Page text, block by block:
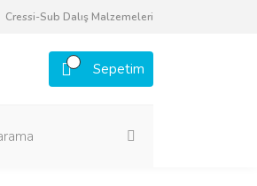
Cressi-Sub Dalış Malzemeleri
Sepetim